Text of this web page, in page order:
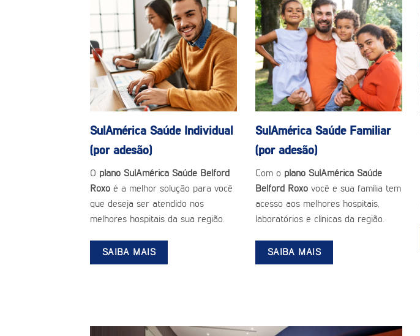
SulAmérica Saúde Individual
(por adesão)
O plano SulAmérica Saúde Belford
Roxo é a melhor solução para você
que deseja ser atendido nos
melhores hospitais da sua região.
SAIBA MAIS
SulAmérica Saúde Familiar
(por adesão)
Com o plano SulAmérica Saúde
Belford Roxo você e sua família tem
acesso aos melhores hospitais,
laboratórios e clínicas da região.
SAIBA MAIS